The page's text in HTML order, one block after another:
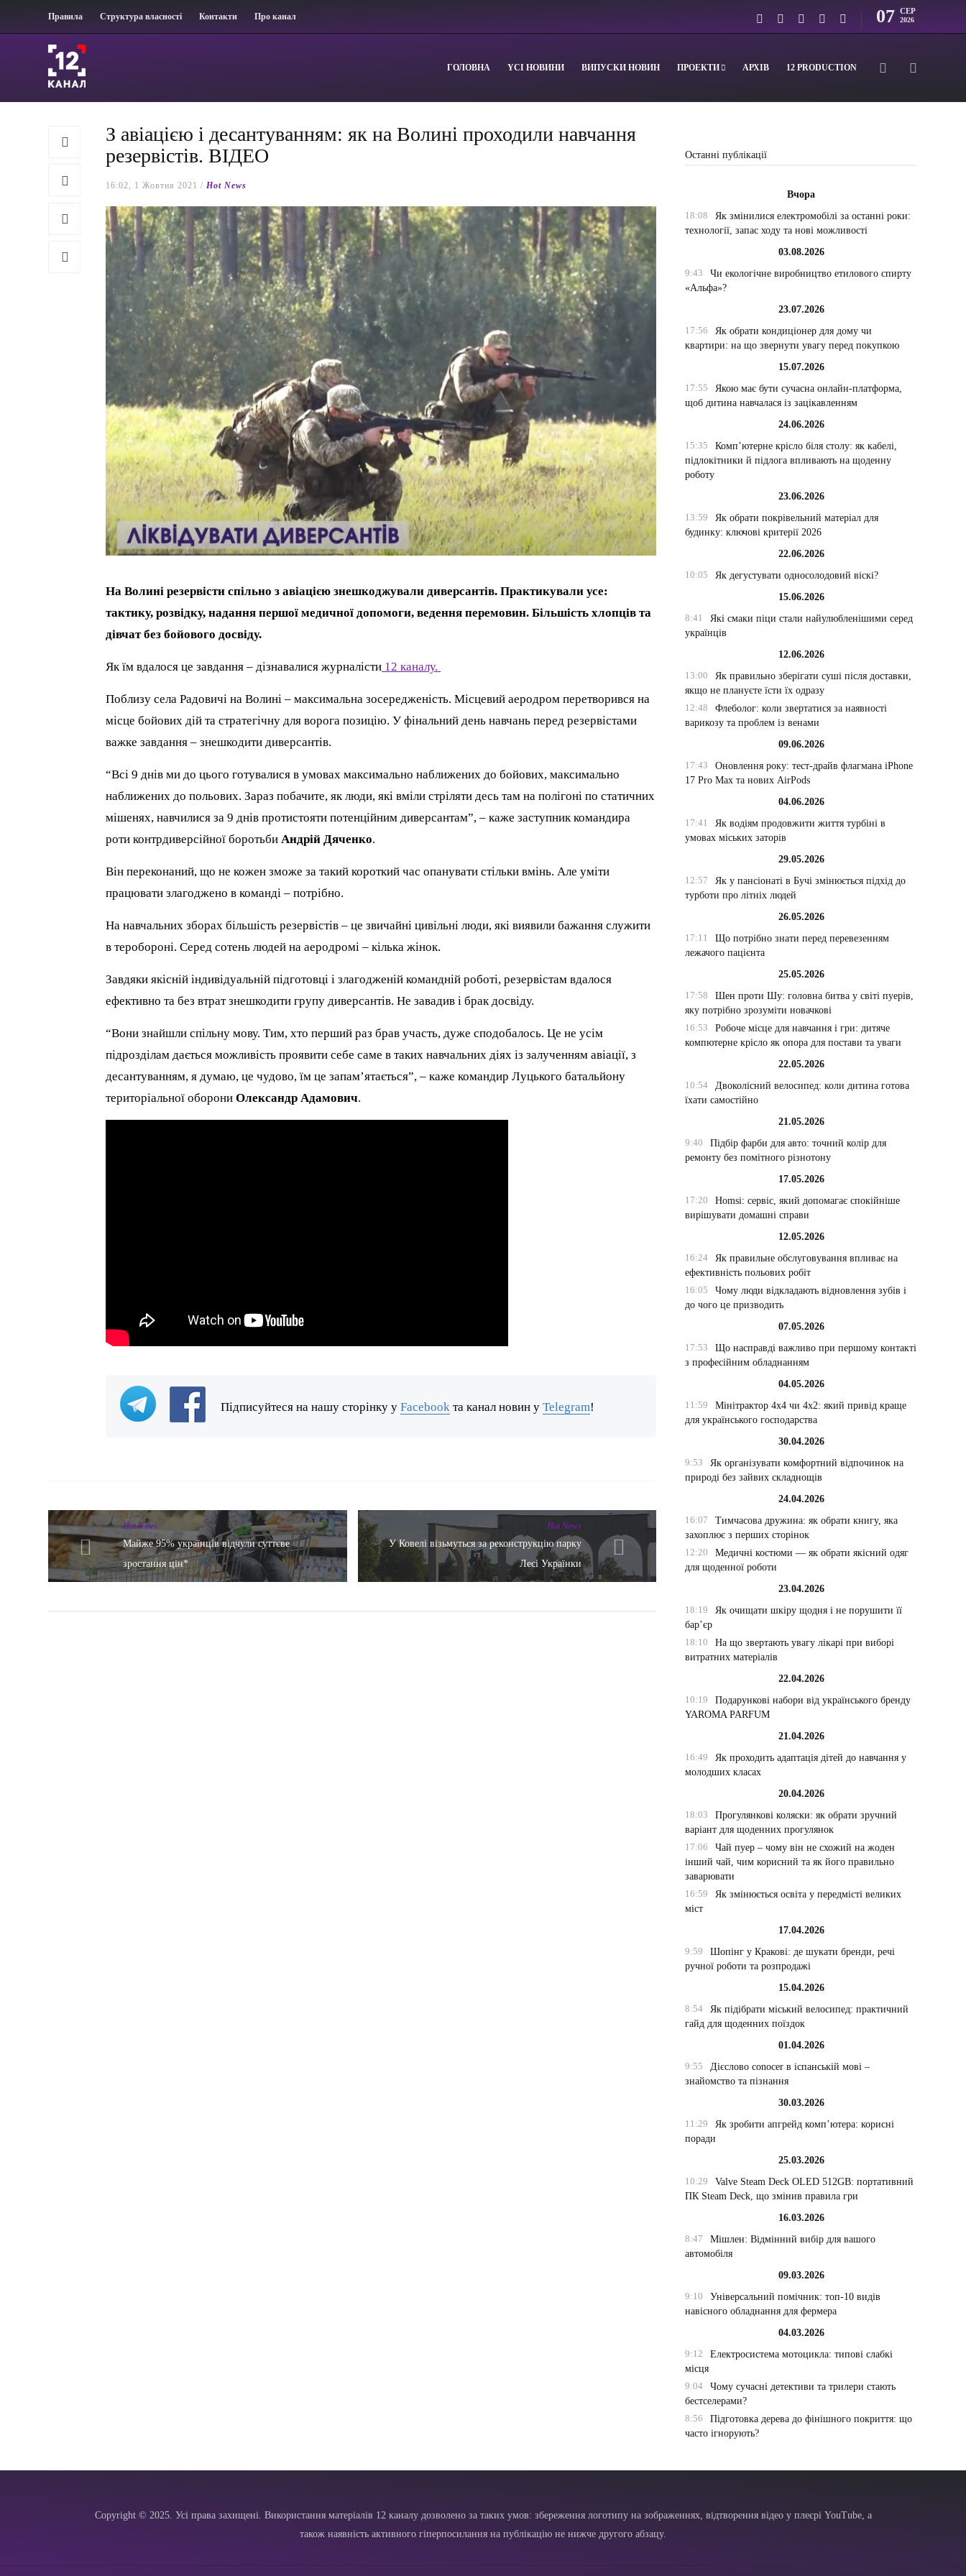
Правила Структура власності Контакти Про канал 07 СЕР
2026
ГОЛОВНА YСІ НОВИНИ ВИПУСКИ НОВИН ПРОЕКТИ АРХІВ 12 PRODUCTION
З авіацією і десантуванням: як на Волині проходили навчання
резервістів. ВІДЕО
16:02, 1 Жовтня 2021 /Hot News
На Волині резервісти спільно з авіацією знешкоджували диверсантів. Практикували усе:
тактику, розвідку, надання першої медичної допомоги, ведення перемовин. Більшість хлопців та
дівчат без бойового досвіду.
Як їм вдалося це завдання – дізнавалися журналісти 12 каналу.
Поблизу села Радовичі на Волині – максимальна зосередженість. Місцевий аеродром перетворився на
місце бойових дій та стратегічну для ворога позицію. У фінальний день навчань перед резервістами
важке завдання – знешкодити диверсантів.
“Всі 9 днів ми до цього готувалися в умовах максимально наближених до бойових, максимально
наближених до польових. Зараз побачите, як люди, які вміли стріляти десь там на полігоні по статичних
мішенях, навчилися за 9 днів протистояти потенційним диверсантам”, – каже заступник командира
роти контрдиверсійної боротьбиАндрій Дяченко.
Він переконаний, що не кожен зможе за такий короткий час опанувати стільки вмінь. Але уміти
працювати злагоджено в команді – потрібно.
На навчальних зборах більшість резервістів – це звичайні цивільні люди, які виявили бажання служити
в теробороні. Серед сотень людей на аеродромі – кілька жінок.
Завдяки якісній індивідуальній підготовці і злагодженій командній роботі, резервістам вдалося
ефективно та без втрат знешкодити групу диверсантів. Не завадив і брак досвіду.
“Вони знайшли спільну мову. Тим, хто перший раз брав участь, дуже сподобалось. Це не усім
підрозділам дається можливість проявити себе саме в таких навчальних діях із залученням авіації, з
десантуванням, я думаю, це чудово, їм це запам’ятається”, – каже командир Луцького батальйону
територіальної оборониОлександр Адамович.
Підписуйтеся на нашу сторінку уFacebook та канал новин уTelegram!
Hot News
Майже 95% українців відчули суттєве
зростання цін*
Hot News
У Ковелі візьмуться за реконструкцію парку
Лесі Українки
Останні публікації
Вчора
18:08
Як змінилися електромобілі за останні роки:
технології, запас ходу та нові можливості
03.08.2026
9:43
Чи екологічне виробництво етилового спирту
«Альфа»?
23.07.2026
17:56
Як обрати кондиціонер для дому чи
квартири: на що звернути увагу перед покупкою
15.07.2026
17:55
Якою має бути сучасна онлайн-платформа,
щоб дитина навчалася із зацікавленням
24.06.2026
15:35
Комп’ютерне крісло біля столу: як кабелі,
підлокітники й підлога впливають на щоденну
роботу
23.06.2026
13:59
Як обрати покрівельний матеріал для
будинку: ключові критерії 2026
22.06.2026
10:05
Як дегустувати односолодовий віскі?
15.06.2026
8:41
Які смаки піци стали найулюбленішими серед
українців
12.06.2026
13:00
Як правильно зберігати суші після доставки,
якщо не плануєте їсти їх одразу
12:48
Флеболог: коли звертатися за наявності
варикозу та проблем із венами
09.06.2026
17:43
Оновлення року: тест-драйв флагмана iPhone
17 Pro Max та нових AirPods
04.06.2026
17:41
Як водіям продовжити життя турбіні в
умовах міських заторів
29.05.2026
12:57
Як у пансіонаті в Бучі змінюється підхід до
турботи про літніх людей
26.05.2026
17:11
Що потрібно знати перед перевезенням
лежачого пацієнта
25.05.2026
17:58
Шен проти Шу: головна битва у світі пуерів,
яку потрібно зрозуміти новачкові
16:53
Робоче місце для навчання і гри: дитяче
компютерне крісло як опора для постави та уваги
22.05.2026
10:54
Двоколісний велосипед: коли дитина готова
їхати самостійно
21.05.2026
9:40
Підбір фарби для авто: точний колір для
ремонту без помітного різнотону
17.05.2026
17:20
Homsi: сервіс, який допомагає спокійніше
вирішувати домашні справи
12.05.2026
16:24
Як правильне обслуговування впливає на
ефективність польових робіт
16:05
Чому люди відкладають відновлення зубів і
до чого це призводить
07.05.2026
17:53
Що насправді важливо при першому контакті
з професійним обладнанням
04.05.2026
11:59
Мінітрактор 4х4 чи 4х2: який привід краще
для українського господарства
30.04.2026
9:53
Як організувати комфортний відпочинок на
природі без зайвих складнощів
24.04.2026
16:07
Тимчасова дружина: як обрати книгу, яка
захоплює з перших сторінок
12:20
Медичні костюми — як обрати якісний одяг
для щоденної роботи
23.04.2026
18:19
Як очищати шкіру щодня і не порушити її
бар’єр
18:10
На що звертають увагу лікарі при виборі
витратних матеріалів
22.04.2026
10:19
Подарункові набори від українського бренду
YAROMA PARFUM
21.04.2026
16:49
Як проходить адаптація дітей до навчання у
молодших класах
20.04.2026
18:03
Прогулянкові коляски: як обрати зручний
варіант для щоденних прогулянок
17:06
Чай пуер – чому він не схожий на жоден
інший чай, чим корисний та як його правильно
заварювати
16:59
Як змінюється освіта у передмісті великих
міст
17.04.2026
9:59
Шопінг у Кракові: де шукати бренди, речі
ручної роботи та розпродажі
15.04.2026
8:54
Як підібрати міський велосипед: практичний
гайд для щоденних поїздок
01.04.2026
9:55
Дієслово conocer в іспанській мові –
знайомство та пізнання
30.03.2026
11:29
Як зробити апгрейд комп’ютера: корисні
поради
25.03.2026
10:29
Valve Steam Deck OLED 512GB: портативний
ПК Steam Deck, що змінив правила гри
16.03.2026
8:47
Мішлен: Відмінний вибір для вашого
автомобіля
09.03.2026
9:10
Універсальний помічник: топ-10 видів
навісного обладнання для фермера
04.03.2026
9:12
Електросистема мотоцикла: типові слабкі
місця
9:04
Чому сучасні детективи та трилери стають
бестселерами?
8:56
Підготовка дерева до фінішного покриття: що
часто ігнорують?
Copyright © 2025. Усі права захищені. Використання матеріалів 12 каналу дозволено за таких умов: збереження логотипу на зображеннях, відтворення відео у плеєрі YouTube, а
також наявність активного гіперпосилання на публікацію не нижче другого абзацу.